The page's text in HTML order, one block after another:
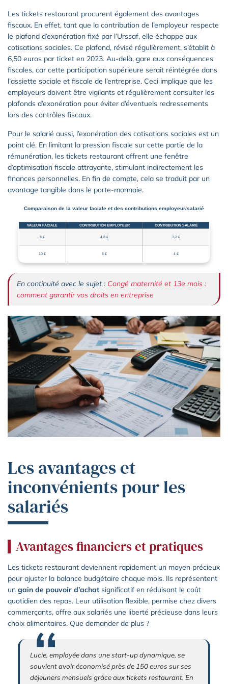
Les tickets restaurant procurent également des avantages
fiscaux. En effet, tant que la contribution de l’employeur respecte
le plafond d’exonération fixé par l’Urssaf, elle échappe aux
cotisations sociales. Ce plafond, révisé régulièrement, s’établit à
6,50 euros par ticket en 2023. Au-delà, gare aux conséquences
fiscales, car cette participation supérieure serait réintégrée dans
l’assiette sociale et fiscale de l’entreprise. Ceci implique que les
employeurs doivent être vigilants et régulièrement consulter les
plafonds d’exonération pour éviter d’éventuels redressements
lors des contrôles fiscaux.
Pour le salarié aussi, l’exonération des cotisations sociales est un
point clé. En limitant la pression fiscale sur cette partie de la
rémunération, les tickets restaurant offrent une fenêtre
d’optimisation fiscale attrayante, stimulant indirectement les
finances personnelles. En fin de compte, cela se traduit par un
avantage tangible dans le porte-monnaie.
Comparaison de la valeur faciale et des contributions employeur/salarié
VALEUR FACIALE CONTRIBUTION EMPLOYEUR CONTRIBUTION SALARIÉ
8 € 4,8 € 3,2 €
10 € 6 € 4 €
En continuité avec le sujet : Congé maternité et 13e mois :
comment garantir vos droits en entreprise
Les avantages et
inconvénients pour les
salariés
Avantages financiers et pratiques
Les tickets restaurant deviennent rapidement un moyen précieux
pour ajuster la balance budgétaire chaque mois. Ils représentent
un gain de pouvoir d’achat significatif en réduisant le coût
quotidien des repas. Leur utilisation flexible, permise chez divers
commerçants, offre aux salariés une liberté précieuse dans leurs
choix alimentaires. Que demander de plus ?
Lucie, employée dans une start-up dynamique, se
souvient avoir économisé près de 150 euros sur ses
déjeuners mensuels grâce aux tickets restaurant. En